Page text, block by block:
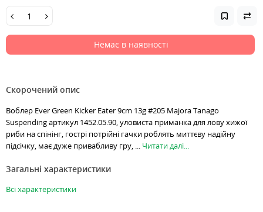
Немає в наявності
Скорочений опис
Воблер Ever Green Kicker Eater 9cm 13g #205 Majora Tanago
Suspending артикул 1452.05.90, уловиста приманка для лову хижої
риби на спінінг, гострі потрійні гачки роблять миттєву надійну
підсічку, має дуже привабливу гру, ... Читати далі...
Загальні характеристики
Всі характеристики